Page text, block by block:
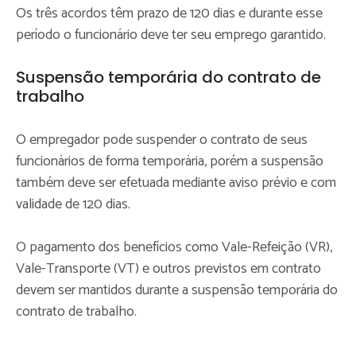
Os três acordos têm prazo de 120 dias e durante esse
período o funcionário deve ter seu emprego garantido.
Suspensão temporária do contrato de
trabalho
O empregador pode suspender o contrato de seus
funcionários de forma temporária, porém a suspensão
também deve ser efetuada mediante aviso prévio e com
validade de 120 dias.
O pagamento dos benefícios como Vale-Refeição (VR),
Vale-Transporte (VT) e outros previstos em contrato
devem ser mantidos durante a suspensão temporária do
contrato de trabalho.